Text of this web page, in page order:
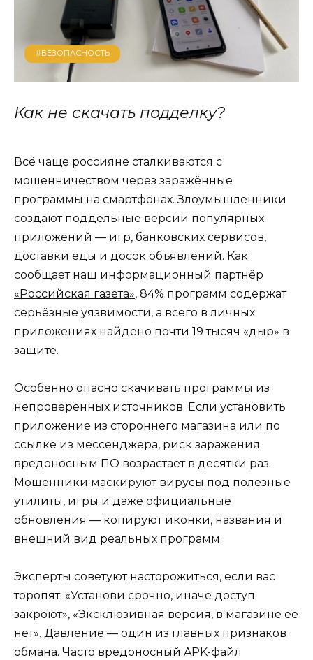
#БЕЗОПАСНОСТЬ
Как не скачать подделку?
Всё чаще россияне сталкиваются с
мошенничеством через заражённые
программы на смартфонах. Злоумышленники
создают поддельные версии популярных
приложений — игр, банковских сервисов,
доставки еды и досок объявлений. Как
сообщает наш информационный партнёр
«Российская газета», 84% программ содержат
серьёзные уязвимости, а всего в личных
приложениях найдено почти 19 тысяч «дыр» в
защите.
Особенно опасно скачивать программы из
непроверенных источников. Если установить
приложение из стороннего магазина или по
ссылке из мессенджера, риск заражения
вредоносным ПО возрастает в десятки раз.
Мошенники маскируют вирусы под полезные
утилиты, игры и даже официальные
обновления — копируют иконки, названия и
внешний вид реальных программ.
Эксперты советуют насторожиться, если вас
торопят: «Установи срочно, иначе доступ
закроют», «Эксклюзивная версия, в магазине её
нет». Давление — один из главных признаков
обмана. Часто вредоносный APK-файл